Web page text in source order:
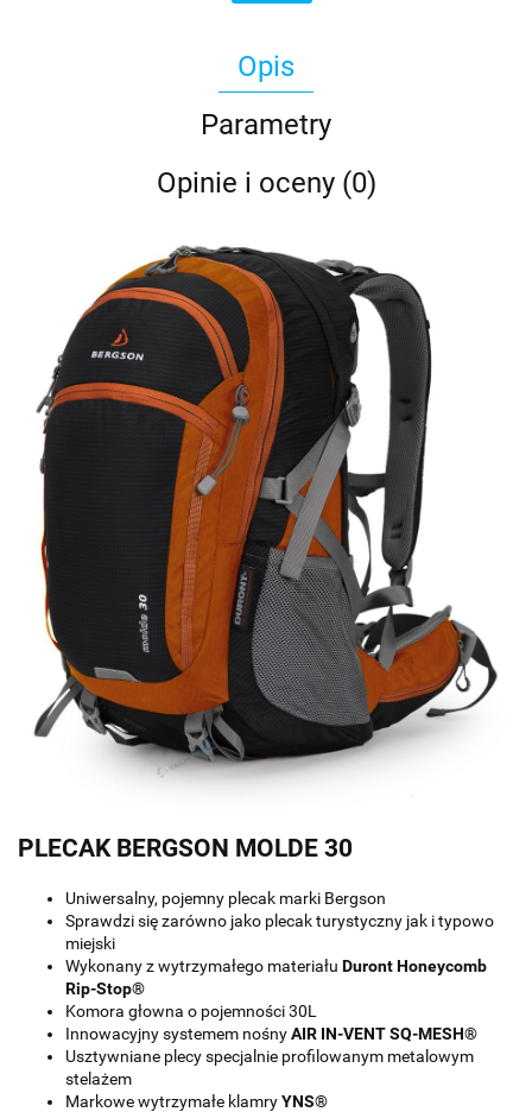
Opis
Parametry
Opinie i oceny (0)
PLECAK BERGSON MOLDE 30
Uniwersalny, pojemny plecak marki Bergson
Sprawdzi się zarówno jako plecak turystyczny jak i typowo
miejski
Wykonany z wytrzymałego materiału Duront Honeycomb
Rip-Stop®
Komora głowna o pojemności 30L
Innowacyjny systemem nośnyAIR IN-VENT SQ-MESH®
Usztywniane plecy specjalnie profilowanym metalowym
stelażem
Markowe wytrzymałe klamryYNS®